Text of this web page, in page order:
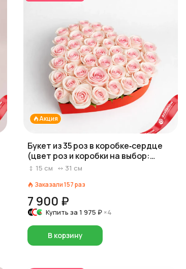
Акция
Букет из 35 роз в коробке‑сердце
(цвет роз и коробки на выбор:
красный/розовый/белый)
15 см 31 см
Заказали157раз
7 900 ₽
Купить за 1 975 ₽ ×4
В корзину